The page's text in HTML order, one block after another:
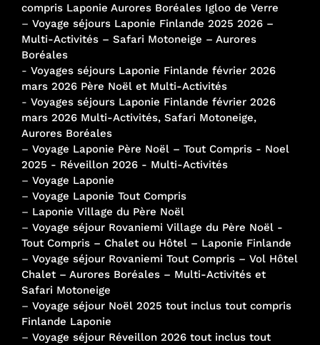
compris Laponie Aurores Boréales Igloo de Verre
– Voyage séjours Laponie Finlande 2025 2026 –
Multi-Activités – Safari Motoneige – Aurores
Boréales
- Voyages séjours Laponie Finlande février 2026
mars 2026 Père Noël et Multi-Activités
- Voyages séjours Laponie Finlande février 2026
mars 2026 Multi-Activités, Safari Motoneige,
Aurores Boréales
– Voyage Laponie Père Noël – Tout Compris - Noel
2025 - Réveillon 2026 - Multi-Activités
– Voyage Laponie
– Voyage Laponie Tout Compris
– Laponie Village du Père Noël
– Voyage séjour Rovaniemi Village du Père Noël -
Tout Compris – Chalet ou Hôtel – Laponie Finlande
– Voyage séjour Rovaniemi Tout Compris – Vol Hôtel
Chalet – Aurores Boréales – Multi-Activités et
Safari Motoneige
– Voyage séjour Noël 2025 tout inclus tout compris
Finlande Laponie
– Voyage séjour Réveillon 2026 tout inclus tout